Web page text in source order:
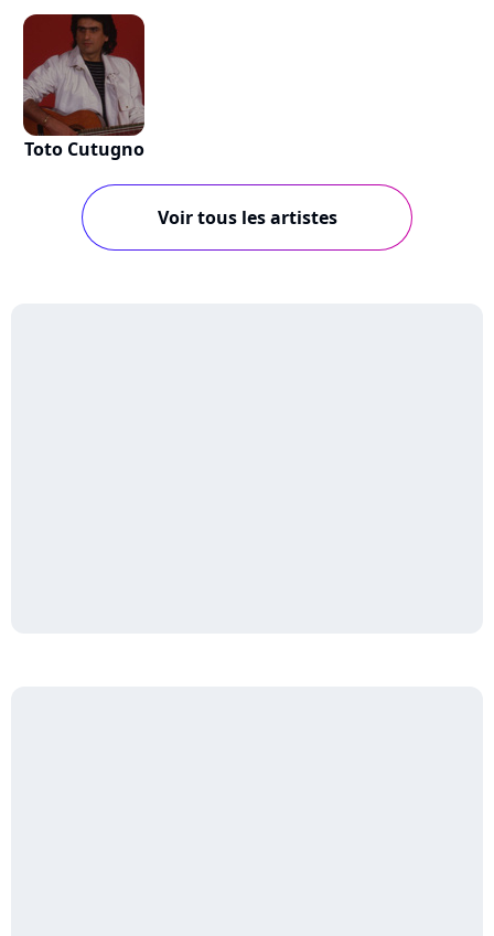
Toto Cutugno
Voir tous les artistes